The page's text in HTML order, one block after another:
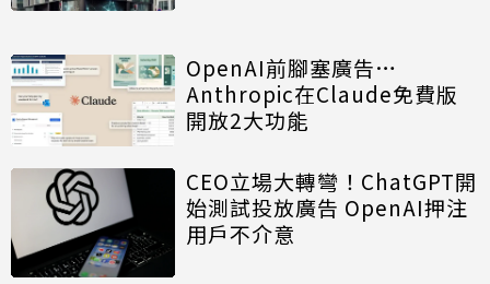
OpenAI前腳塞廣告…
Anthropic在Claude免費版
開放2大功能
CEO立場大轉彎！ChatGPT開
始測試投放廣告 OpenAI押注
用戶不介意